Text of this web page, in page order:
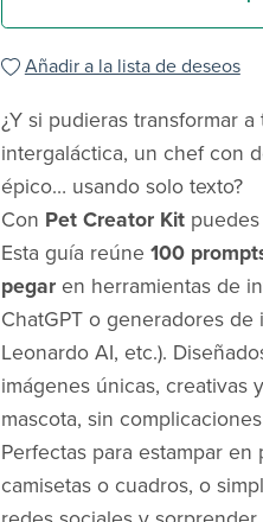
Añadir a la lista de deseos
¿Y si pudieras transformar
intergaláctica, un chef con
épico… usando solo texto?
Con Pet Creator Kitpuedes
Esta guía reúne 100
pegaren herramientas de
ChatGPT o generadores de
Leonardo AI, etc.).
imágenes únicas, creativas
mascota, sin
Perfectas para estampar
camisetas o cuadros, o